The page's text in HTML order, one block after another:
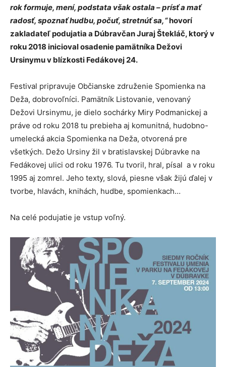
rok formuje, mení, podstata však ostala – prísť a mať
radosť, spoznať hudbu, počuť, stretnúť sa,“hovorí
zakladateľ podujatia a Dúbravčan Juraj Štekláč, ktorý v
roku 2018 inicioval osadenie pamätníka Dežovi
Ursinymu v blízkosti Fedákovej 24.
Festival pripravuje Občianske združenie Spomienka na
Deža, dobrovoľníci. Pamätník Listovanie, venovaný
Dežovi Ursinymu, je dielo sochárky Miry Podmanickej a
práve od roku 2018 tu prebieha aj komunitná, hudobno-
umelecká akcia Spomienka na Deža, otvorená pre
všetkých. Dežo Ursiny žil v bratislavskej Dúbravke na
Fedákovej ulici od roku 1976. Tu tvoril, hral, písal a v roku
1995 aj zomrel. Jeho texty, slová, piesne však žijú ďalej v
tvorbe, hlavách, knihách, hudbe, spomienkach…
Na celé podujatie je vstup voľný.